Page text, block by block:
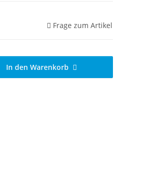
Frage zum Artikel
In den Warenkorb